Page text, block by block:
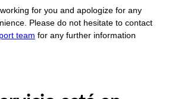
for you and apologize for any
Please do not hesitate to contact
team for any further information